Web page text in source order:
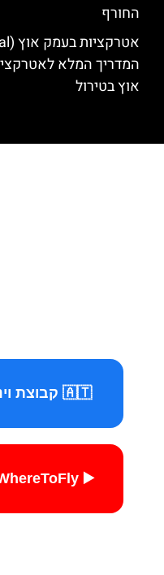
החורף
המדריך המלא
אוץ בטירול
🇦🇹 קבוצת וינה למטיילים
▶️ YouTube - WhereToFly